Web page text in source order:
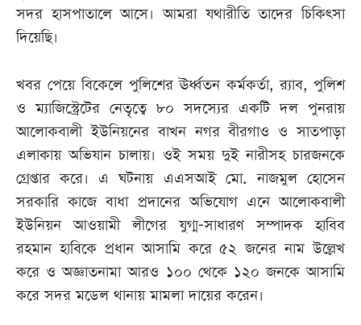
সদর হাসপাতালে আসে। আমরা যথারীতি তাদের চিকিৎসা
দিয়েছি।
খবর পেয়ে বিকেলে পুলিশের ঊর্ধ্বতন কর্মকর্তা, র‌্যাব, পুলিশ
ও ম্যাজিস্ট্রেটের নেতৃত্বে ৮০ সদস্যের একটি দল পুনরায়
আলোকবালী ইউনিয়নের বাখন নগর বীরগাও ও সাতপাড়া
এলাকায় অভিযান চালায়। ওই সময় দুই নারীসহ চারজনকে
গ্রেপ্তার করে। এ ঘটনায় এএসআই মো. নাজমুল হোসেন
সরকারি কাজে বাধা প্রদানের অভিযোগ এনে আলোকবালী
ইউনিয়ন আওয়ামী লীগের যুগ্ম-সাধারণ সম্পাদক হাবিব
রহমান হাবিকে প্রধান আসামি করে ৫২ জনের নাম উল্লেখ
করে ও অজ্ঞাতনামা আরও ১০০ থেকে ১২০ জনকে আসামি
করে সদর মডেল থানায় মামলা দায়ের করেন।